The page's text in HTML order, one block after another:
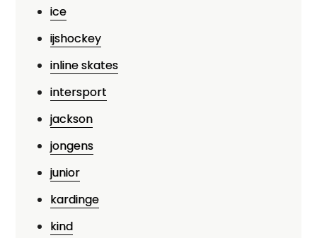
ice
ijshockey
inline skates
intersport
jackson
jongens
junior
kardinge
kind